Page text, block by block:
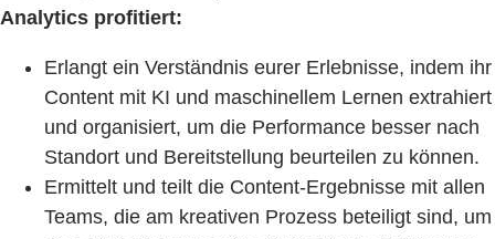
Analytics profitiert:
Erlangt ein Verständnis eurer Erlebnisse, indem ihr
Content mit KI und maschinellem Lernen extrahiert
und organisiert, um die Performance besser nach
Standort und Bereitstellung beurteilen zu können.
Ermittelt und teilt die Content-Ergebnisse mit allen
Teams, die am kreativen Prozess beteiligt sind, um